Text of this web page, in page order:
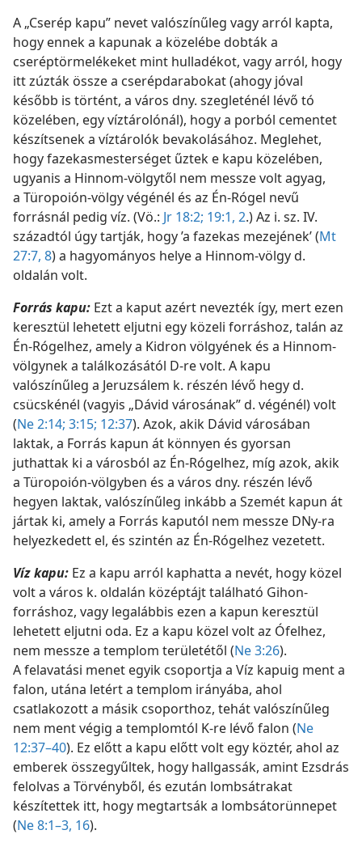
A „Cserép kapu” nevet valószínűleg vagy arról kapta,
hogy ennek a kapunak a közelébe dobták a
cseréptörmelékeket mint hulladékot, vagy arról, hogy
itt zúzták össze a cserépdarabokat (ahogy jóval
később is történt, a város dny. szegleténél lévő tó
közelében, egy víztárolónál), hogy a porból cementet
készítsenek a víztárolók bevakolásához. Meglehet,
hogy fazekasmesterséget űztek e kapu közelében,
ugyanis a Hinnom-völgytől nem messze volt agyag,
a Türopoión-völgy végénél és az Én-Rógel nevű
forrásnál pedig víz. (Vö.: Jr 18:2; 19:1, 2.) Az i. sz. IV.
századtól úgy tartják, hogy ’a fazekas mezejének’ (Mt
27:7, 8) a hagyományos helye a Hinnom-völgy d.
oldalán volt.
Forrás kapu: Ezt a kaput azért nevezték így, mert ezen
keresztül lehetett eljutni egy közeli forráshoz, talán az
Én-Rógelhez, amely a Kidron völgyének és a Hinnom-
völgynek a találkozásától D-re volt. A kapu
valószínűleg a Jeruzsálem k. részén lévő hegy d.
csücskénél (vagyis „Dávid városának” d. végénél) volt
(Ne 2:14; 3:15; 12:37). Azok, akik Dávid városában
laktak, a Forrás kapun át könnyen és gyorsan
juthattak ki a városból az Én-Rógelhez, míg azok, akik
a Türopoión-völgyben és a város dny. részén lévő
hegyen laktak, valószínűleg inkább a Szemét kapun át
jártak ki, amely a Forrás kaputól nem messze DNy-ra
helyezkedett el, és szintén az Én-Rógelhez vezetett.
Víz kapu: Ez a kapu arról kaphatta a nevét, hogy közel
volt a város k. oldalán középtájt található Gihon-
forráshoz, vagy legalábbis ezen a kapun keresztül
lehetett eljutni oda. Ez a kapu közel volt az Ófelhez,
nem messze a templom területétől (Ne 3:26).
A felavatási menet egyik csoportja a Víz kapuig ment a
falon, utána letért a templom irányába, ahol
csatlakozott a másik csoporthoz, tehát valószínűleg
nem ment végig a templomtól K-re lévő falon (Ne
12:37–40). Ez előtt a kapu előtt volt egy köztér, ahol az
emberek összegyűltek, hogy hallgassák, amint Ezsdrás
felolvas a Törvényből, és ezután lombsátrakat
készítettek itt, hogy megtartsák a lombsátorünnepet
(Ne 8:1–3, 16).